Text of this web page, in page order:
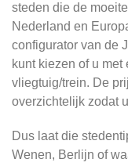
steden die de
Nederland en
configurator van de
kunt kiezen of u
vliegtuig/trein. De
overzichtelijk zodat
Dus laat die
Wenen, Berlijn of